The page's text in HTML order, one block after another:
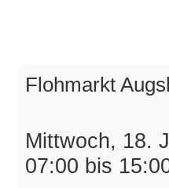
Flohmarkt
Mittwoch, 18.
07:00 bis